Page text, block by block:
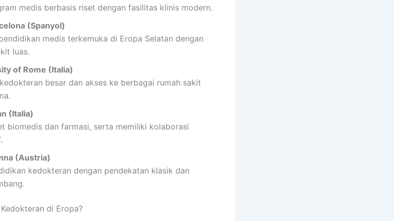
medis berbasis riset dengan fasilitas klinis modern.
(Spanyol)
medis terkemuka di Eropa Selatan dengan
luas.
of Rome (Italia)
besar dan akses ke berbagai rumah sakit
(Italia)
biomedis dan farmasi, serta memiliki kolaborasi
(Austria)
kedokteran dengan pendekatan klasik dan
di Eropa?